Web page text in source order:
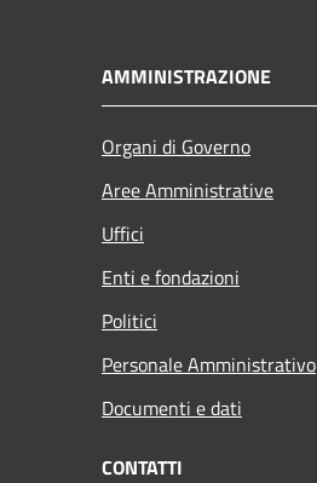
AMMINISTRAZIONE
Organi di Governo
Aree Amministrative
Uffici
Enti e fondazioni
Politici
Personale Amministrativo
Documenti e dati
CONTATTI